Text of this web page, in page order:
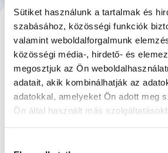
Sütiket használunk a tartalmak és
szabásához, közösségi funkciók
valamint weboldalforgalmunk
közösségi média-, hirdető- és
megosztjuk az Ön
adatait, akik kombinálhatják az
adatokkal, amelyeket Ön adott meg
Ön által használt más
Mantrailing vizsga (1-4
– Szerda – Budapest
Keresztúri erdő,
Helyszín: Budapest XVII.kerület,
Bélatelep, Határkövek GPS:
2026-08-26 17:30